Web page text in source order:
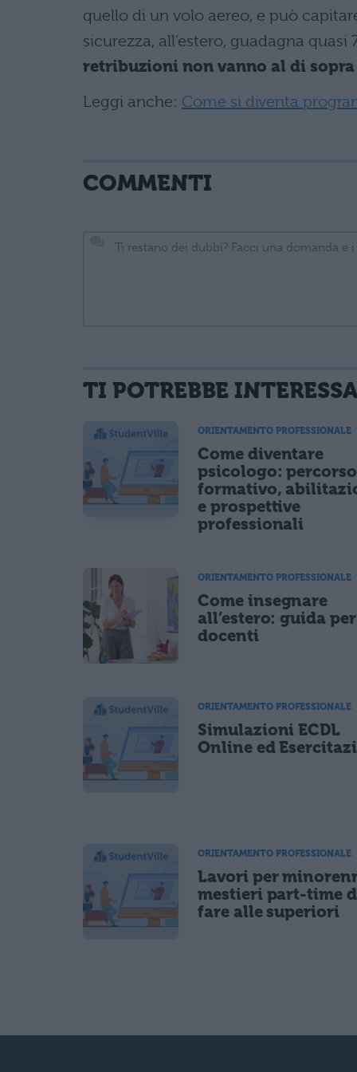
quello di un volo aereo, e può
sicurezza, all’estero, guadagna
retribuzioni non vanno al di
Leggi anche: Come si diventa
COMMENTI
informativa privacy
. Pubblicando questo commento dai il consenso
Ho letto e acconsento l'informativasulla privacy
Acconsento all'uso dei miei dati da parte di terzi per
CONFERMA E PUBBLICA
TI POTREBBE
ORIENTAMENTO PROFESSIONALE
Come diventare
psicologo: percorso
formativo,
e prospettive
professionali
ORIENTAMENTO PROFESSIONALE
Come insegnare
all’estero: guida per
docenti
ORIENTAMENTO PROFESSIONALE
Simulazioni ECDL
Online ed
ORIENTAMENTO PROFESSIONALE
Lavori per
mestieri part-time
fare alle superiori